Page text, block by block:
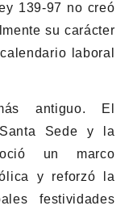
139-97 no creó
su carácter
laboral
antiguo. El
Sede y la
un marco
y reforzó la
festividades